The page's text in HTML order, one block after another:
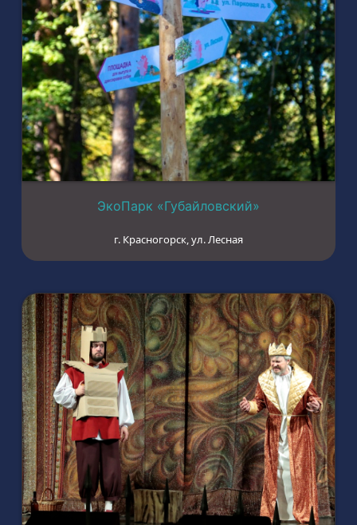
ЭкоПарк «Губайловский»
г. Красногорск, ул. Лесная